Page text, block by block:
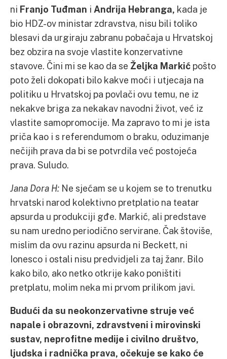
ni Franjo Tuđman i Andrija Hebranga, kada je
bio HDZ-ov ministar zdravstva, nisu bili toliko
blesavi da urgiraju zabranu pobačaja u Hrvatskoj
bez obzira na svoje vlastite konzervativne
stavove. Čini mi se kao da se Željka Markić pošto
poto želi dokopati bilo kakve moći i utjecaja na
politiku u Hrvatskoj pa povlači ovu temu, ne iz
nekakve briga za nekakav navodni život, već iz
vlastite samopromocije. Ma zapravo to mi je ista
priča kao i s referendumom o braku, oduzimanje
nečijih prava da bi se potvrdila već postojeća
prava. Suludo.
Jana Dora H: Ne sjećam se u kojem se to trenutku
hrvatski narod kolektivno pretplatio na teatar
apsurda u produkciji gđe. Markić, ali predstave
su nam uredno periodično servirane. Čak štoviše,
mislim da ovu razinu apsurda ni Beckett, ni
Ionesco i ostali nisu predvidjeli za taj žanr. Bilo
kako bilo, ako netko otkrije kako poništiti
pretplatu, molim neka mi prvom prilikom javi.
Budući da su neokonzervativne struje već
napale i obrazovni, zdravstveni i mirovinski
sustav, neprofitne medije i civilno društvo,
ljudska i radnička prava, očekuje se kako će